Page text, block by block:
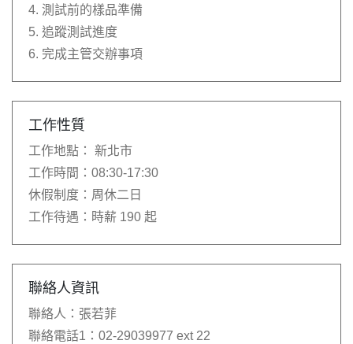
4. 測試前的樣品準備
5. 追蹤測試進度
6. 完成主管交辦事項
工作性質
工作地點：
新北市
工作時間： 08:30-17:30
休假制度： 周休二日
工作待遇： 時薪 190 起
聯絡人資訊
聯絡人： 張若菲
聯絡電話1： 02-29039977 ext 22